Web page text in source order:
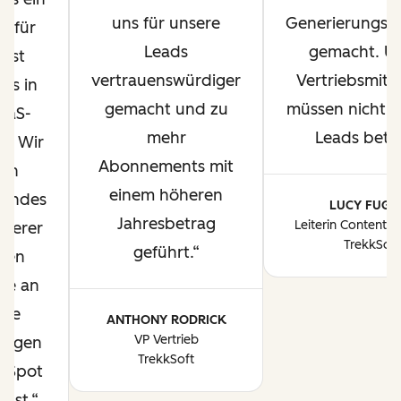
für
in
Wir
an
uns für unsere
Leads
vertrauenswürdiger
gemacht und zu
mehr
Abonnements mit
einem höheren
Jahresbetrag
geführt.
ANTHONY RODRICK
VP Vertrieb
TrekkSoft
gemacht.
müssen nicht
Leads
LUCY
Leiterin Content-
TrekkSoft